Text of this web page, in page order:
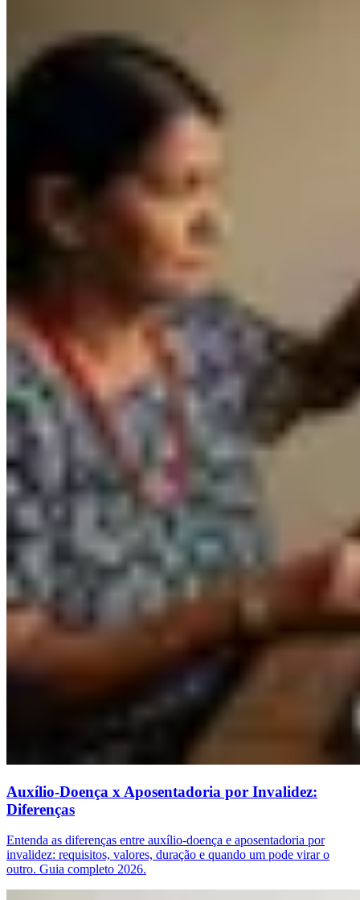
Auxílio-Doença x Aposentadoria por Invalidez:
Diferenças
Entenda as diferenças entre auxílio-doença e aposentadoria por
invalidez: requisitos, valores, duração e quando um pode virar o
outro. Guia completo 2026.